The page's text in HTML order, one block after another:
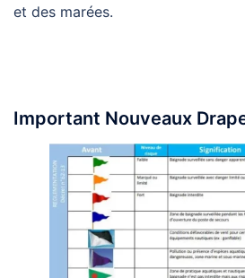
et des marées.
Important Nouveaux